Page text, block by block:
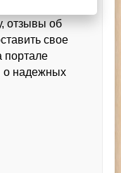
отзывы об
свое
портале
о надежных